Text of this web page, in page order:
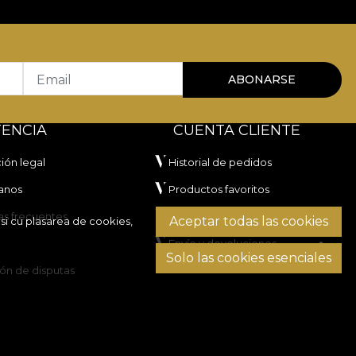
cu plasarea de cookies,
Aceptar todas las cookies
Solo las cookies esenciales
Email ABONARSE
legal
frecuentes
de disputas
CUENTA CLIENTE
Historial de pedidos
Productos favoritos
Métodos de pago
Envío y devoluciones